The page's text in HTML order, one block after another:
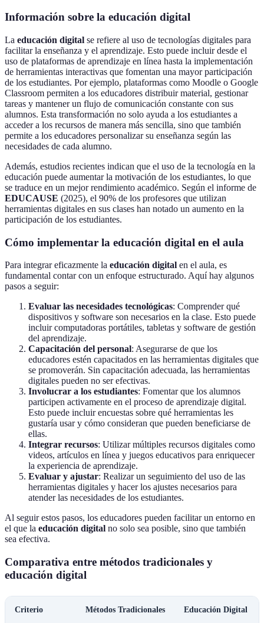
Información sobre la educación digital
La educación digital se refiere al uso de tecnologías digitales para
facilitar la enseñanza y el aprendizaje. Esto puede incluir desde el
uso de plataformas de aprendizaje en línea hasta la implementación
de herramientas interactivas que fomentan una mayor participación
de los estudiantes. Por ejemplo, plataformas como Moodle o Google
Classroom permiten a los educadores distribuir material, gestionar
tareas y mantener un flujo de comunicación constante con sus
alumnos. Esta transformación no solo ayuda a los estudiantes a
acceder a los recursos de manera más sencilla, sino que también
permite a los educadores personalizar su enseñanza según las
necesidades de cada alumno.
Además, estudios recientes indican que el uso de la tecnología en la
educación puede aumentar la motivación de los estudiantes, lo que
se traduce en un mejor rendimiento académico. Según el informe de
EDUCAUSE (2025), el 90% de los profesores que utilizan
herramientas digitales en sus clases han notado un aumento en la
participación de los estudiantes.
Cómo implementar la educación digital en el aula
Para integrar eficazmente la educación digital en el aula, es
fundamental contar con un enfoque estructurado. Aquí hay algunos
pasos a seguir:
Evaluar las necesidades tecnológicas: Comprender qué
dispositivos y software son necesarios en la clase. Esto puede
incluir computadoras portátiles, tabletas y software de gestión
del aprendizaje.
Capacitación del personal: Asegurarse de que los
educadores estén capacitados en las herramientas digitales que
se promoverán. Sin capacitación adecuada, las herramientas
digitales pueden no ser efectivas.
Involucrar a los estudiantes: Fomentar que los alumnos
participen activamente en el proceso de aprendizaje digital.
Esto puede incluir encuestas sobre qué herramientas les
gustaría usar y cómo consideran que pueden beneficiarse de
ellas.
Integrar recursos: Utilizar múltiples recursos digitales como
videos, artículos en línea y juegos educativos para enriquecer
la experiencia de aprendizaje.
Evaluar y ajustar: Realizar un seguimiento del uso de las
herramientas digitales y hacer los ajustes necesarios para
atender las necesidades de los estudiantes.
Al seguir estos pasos, los educadores pueden facilitar un entorno en
el que la educación digital no solo sea posible, sino que también
sea efectiva.
Comparativa entre métodos tradicionales y
educación digital
Criterio Métodos Tradicionales Educación Digital